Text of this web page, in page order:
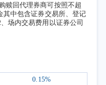
房地产市场持续承
，整体复苏力度不
内需方向表现则相
石化产业指数下跌
赎回代理券商可按照不超
其中包含证券交易所、登记
场内交易费用以证券公司
0.15%